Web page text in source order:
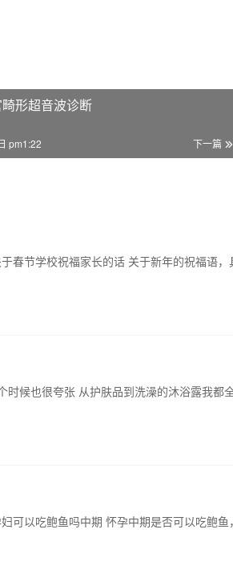
形超音波诊断
下一篇
pm1:22
春节学校祝福家长的话 关于新年的祝福语，
候也很夸张 从护肤品到洗澡的沐浴露我都
可以吃鲍鱼吗中期 怀孕中期是否可以吃鲍鱼